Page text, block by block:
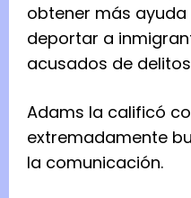
obtener más
deportar a
acusados ​​de
Adams la calificó
extremadamente
la comunicación.